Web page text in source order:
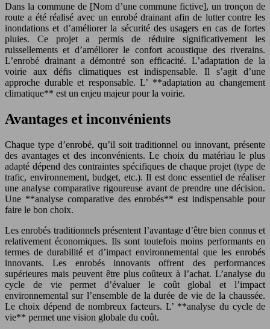
Dans la commune de [Nom d’une commune fictive], un tronçon de
route a été réalisé avec un enrobé drainant afin de lutter contre les
inondations et d’améliorer la sécurité des usagers en cas de fortes
pluies. Ce projet a permis de réduire significativement les
ruissellements et d’améliorer le confort acoustique des riverains.
L’enrobé drainant a démontré son efficacité. L’adaptation de la
voirie aux défis climatiques est indispensable. Il s’agit d’une
approche durable et responsable. L’ **adaptation au changement
climatique** est un enjeu majeur pour la voirie.
Avantages et inconvénients
Chaque type d’enrobé, qu’il soit traditionnel ou innovant, présente
des avantages et des inconvénients. Le choix du matériau le plus
adapté dépend des contraintes spécifiques de chaque projet (type de
trafic, environnement, budget, etc.). Il est donc essentiel de réaliser
une analyse comparative rigoureuse avant de prendre une décision.
Une **analyse comparative des enrobés** est indispensable pour
faire le bon choix.
Les enrobés traditionnels présentent l’avantage d’être bien connus et
relativement économiques. Ils sont toutefois moins performants en
termes de durabilité et d’impact environnemental que les enrobés
innovants. Les enrobés innovants offrent des performances
supérieures mais peuvent être plus coûteux à l’achat. L’analyse du
cycle de vie permet d’évaluer le coût global et l’impact
environnemental sur l’ensemble de la durée de vie de la chaussée.
Le choix dépend de nombreux facteurs. L’ **analyse du cycle de
vie** permet une vision globale du coût.